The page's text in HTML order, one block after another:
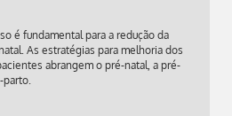
é fundamental para a redução da
As estratégias para melhoria dos
abrangem o pré-natal, a pré-
parto.